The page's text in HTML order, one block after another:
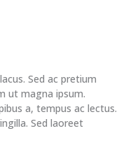
Sed ac pretium
ut magna ipsum.
a, tempus ac lectus.
Sed laoreet